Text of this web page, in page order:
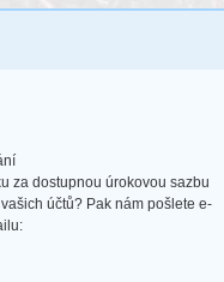
za dostupnou úrokovou sazbu
účtů? Pak nám pošlete e-